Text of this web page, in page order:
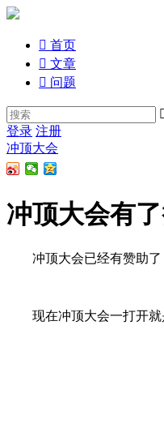
 首页
 文章
 问题
登录 注册
冲顶大会
冲顶大会有
冲顶大会已经有赞助了
现在冲顶大会一打开就